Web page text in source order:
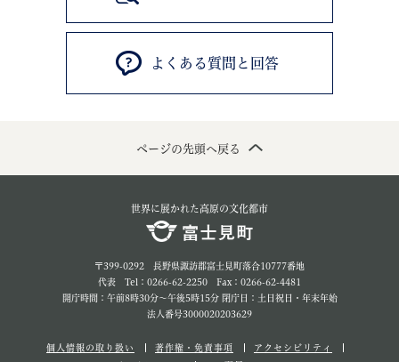
よくある質問と回答
ページの先頭へ戻る
世界に展かれた高原の文化都市
〒399-0292 長野県諏訪郡富士見町落合10777番地
代表 Tel：0266-62-2250 Fax：0266-62-4481
開庁時間：午前8時30分～午後5時15分 閉庁日：土日祝日・年末年始
法人番号3000020203629
個人情報の取り扱い 著作権・免責事項
アクセシビリティ